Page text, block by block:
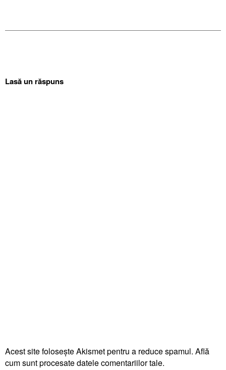
Lasă un răspuns
Acest site folosește Akismet pentru a reduce spamul. Află
cum sunt procesate datele comentariilor tale.